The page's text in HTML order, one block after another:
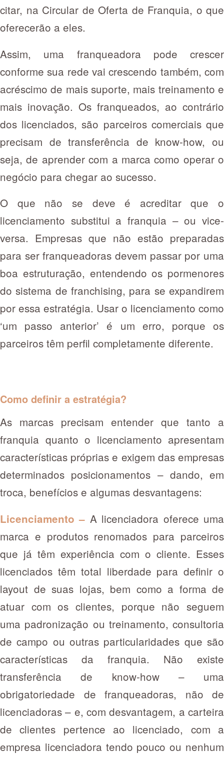
citar, na Circular de Oferta de Franquia, o que
oferecerão a eles.
Assim, uma franqueadora pode crescer
conforme sua rede vai crescendo também, com
acréscimo de mais suporte, mais treinamento e
mais inovação. Os franqueados, ao contrário
dos licenciados, são parceiros comerciais que
precisam de transferência de know-how, ou
seja, de aprender com a marca como operar o
negócio para chegar ao sucesso.
O que não se deve é acreditar que o
licenciamento substitui a franquia – ou vice-
versa. Empresas que não estão preparadas
para ser franqueadoras devem passar por uma
boa estruturação, entendendo os pormenores
do sistema de franchising, para se expandirem
por essa estratégia. Usar o licenciamento como
‘um passo anterior’ é um erro, porque os
parceiros têm perfil completamente diferente.
Como definir a estratégia?
As marcas precisam entender que tanto a
franquia quanto o licenciamento apresentam
características próprias e exigem das empresas
determinados posicionamentos – dando, em
troca, benefícios e algumas desvantagens:
Licenciamento – A licenciadora oferece uma
marca e produtos renomados para parceiros
que já têm experiência com o cliente. Esses
licenciados têm total liberdade para definir o
layout de suas lojas, bem como a forma de
atuar com os clientes, porque não seguem
uma padronização ou treinamento, consultoria
de campo ou outras particularidades que são
características da franquia. Não existe
transferência de know-how – uma
obrigatoriedade de franqueadoras, não de
licenciadoras – e, com desvantagem, a carteira
de clientes pertence ao licenciado, com a
empresa licenciadora tendo pouco ou nenhum